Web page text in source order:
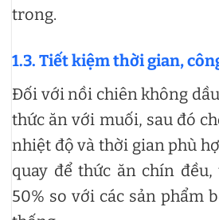
trong.
1.3. Tiết kiệm thời gian,
Đối với nồi chiên không
thức ăn với muối, sau đó
nhiệt độ và thời gian phù
quay để thức ăn chín
50% so với các sản phẩm